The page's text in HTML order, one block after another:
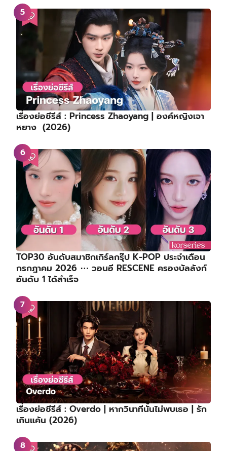
เรื่องย่อซีรีส์ : Princess Zhaoyang | องค์หญิงเจา
หยาง (2026)
TOP30 อันดับสมาชิกเกิร์ลกรุ๊ป K-POP ประจำเดือน
กรกฎาคม 2026 ⋯ วอนอี RESCENE ครองบัลลังก์
อันดับ 1 ได้สำเร็จ
เรื่องย่อซีรีส์ : Overdo | หากวินาทีนั้นไม่พบเธอ | รัก
เกินแค้น (2026)